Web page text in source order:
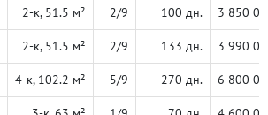
2-к, 51.5 м² 2/9 100 дн. 3 850
2-к, 51.5 м² 2/9 133 дн. 3 990
4-к, 102.2 м² 5/9 270 дн. 6 800